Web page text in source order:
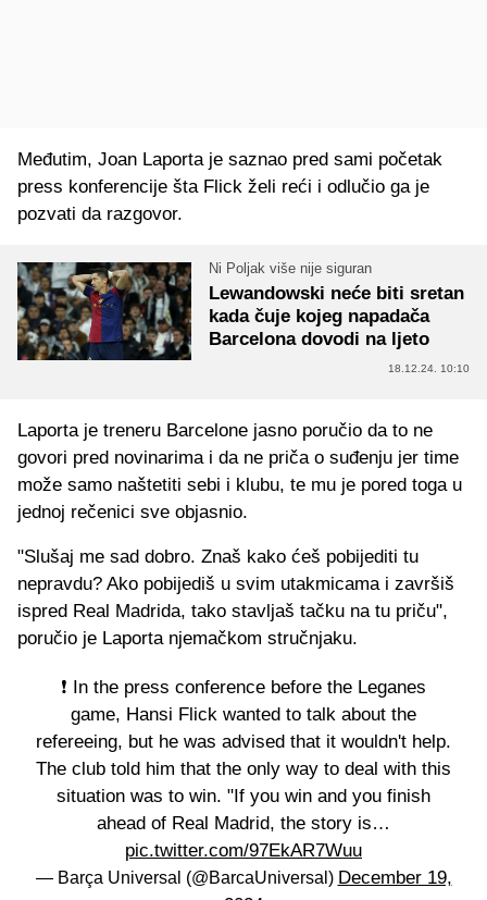
Međutim, Joan Laporta je saznao pred sami početak
press konferencije šta Flick želi reći i odlučio ga je
pozvati da razgovor.
Ni Poljak više nije siguran
Lewandowski neće biti sretan
kada čuje kojeg napadača
Barcelona dovodi na ljeto
18.12.24. 10:10
Laporta je treneru Barcelone jasno poručio da to ne
govori pred novinarima i da ne priča o suđenju jer time
može samo naštetiti sebi i klubu, te mu je pored toga u
jednoj rečenici sve objasnio.
"Slušaj me sad dobro. Znaš kako ćeš pobijediti tu
nepravdu? Ako pobijediš u svim utakmicama i završiš
ispred Real Madrida, tako stavljaš tačku na tu priču",
poručio je Laporta njemačkom stručnjaku.
❗️ In the press conference before the Leganes
game, Hansi Flick wanted to talk about the
refereeing, but he was advised that it wouldn't help.
The club told him that the only way to deal with this
situation was to win. "If you win and you finish
ahead of Real Madrid, the story is…
pic.twitter.com/97EkAR7Wuu
— Barça Universal (@BarcaUniversal) December 19,